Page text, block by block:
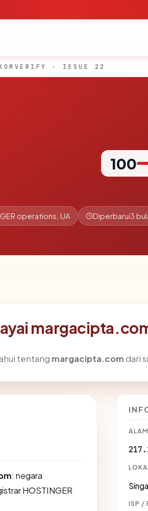
· ISSUE 22
100
operations, UA Diperbarui3
tentang margacipta.comdari
: negara
HOSTINGER
ISP /